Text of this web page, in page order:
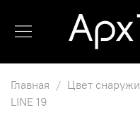
Главная Цвет снаружи
LINE 19